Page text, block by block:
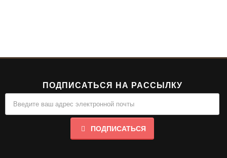
ПОДПИСАТЬСЯ НА РАССЫЛКУ
ПОДПИСАТЬСЯ